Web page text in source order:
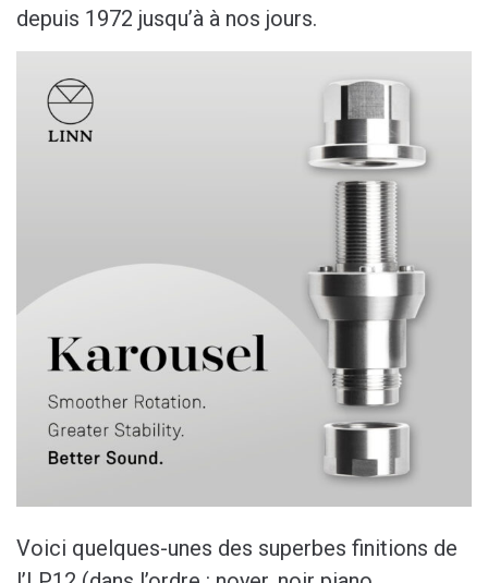
depuis 1972 jusqu’à à nos jours.
Voici quelques-unes des superbes finitions de